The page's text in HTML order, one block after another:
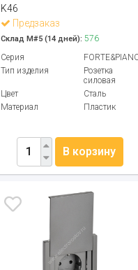
K46
Предзаказ
Склад М#5 (14 дней): 576
Серия
Тип изделия
Розетка
силовая
Цвет
Сталь
Материал
Пластик
В корзину